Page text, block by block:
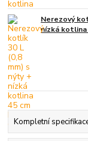
Nerezový
nízká kotlina
Kompletní